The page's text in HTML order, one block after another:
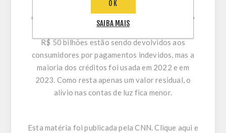
Por fim, Feitosa cita o fim da devolução dos
créditos tributários decorrentes da exclusão do
ICMS da base de cálculo de PIS/Cofins. Mais de
R$ 50 bilhões estão sendo devolvidos aos
consumidores por pagamentos indevidos, mas a
maioria dos créditos foi usada em 2022 e em
2023. Como resta apenas um valor residual, o
alívio nas contas de luz fica menor.
Esta matéria foi publicada pela CNN.Clique aqui e
OK
SAIBA MAIS